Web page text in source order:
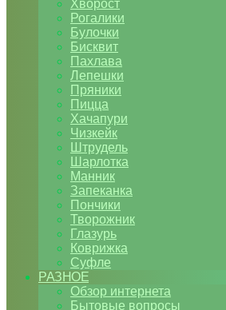
Хворост
Рогалики
Булочки
Бисквит
Пахлава
Лепешки
Пряники
Пицца
Хачапури
Чизкейк
Штрудель
Шарлотка
Манник
Запеканка
Пончики
Творожник
Глазурь
Коврижка
Суфле
РАЗНОЕ
Обзор интернета
Бытовые вопросы